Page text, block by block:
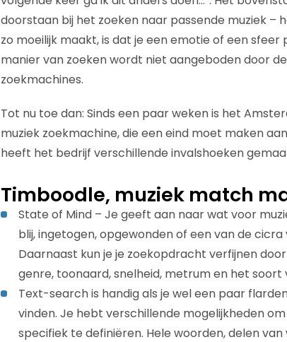
doorstaan bij het zoeken naar passende muziek –
zo moeilijk maakt, is dat je een emotie of een
manier van zoeken wordt niet aangeboden door
zoekmachines.
Tot nu toe dan: Sinds een paar weken is het
muziek zoekmachine, die een eind moet maken
heeft het bedrijf verschillende invalshoeken
Timboodle, muziek match
State of Mind – Je geeft aan naar wat voor
blij, ingetogen, opgewonden of een van de
Daarnaast kun je je zoekopdracht verfijnen
genre, toonaard, snelheid, metrum en het soort
Text-search is handig als je wel een paar
vinden. Je hebt verschillende mogelijkheden
specifiek te definiëren. Hele woorden, delen